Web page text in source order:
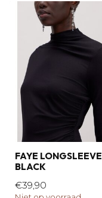
FAYE LONGSLEEVE
BLACK
€39,90